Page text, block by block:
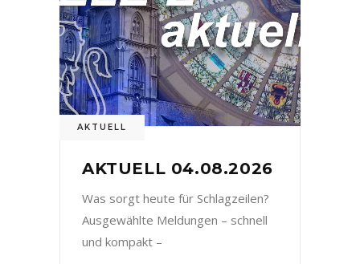
AKTUELL
AKTUELL 04.08.2026
Was sorgt heute für Schlagzeilen?
Ausgewählte Meldungen – schnell
und kompakt –